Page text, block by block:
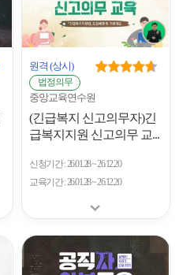
원격 (상시)
법정의무
중앙교육연수원
(긴급복지 신고의무자)긴
급복지지원 신고의무 교...
신청기간 26.01.28 ~ 26.12.20
교육기간 26.01.28 ~ 26.12.20